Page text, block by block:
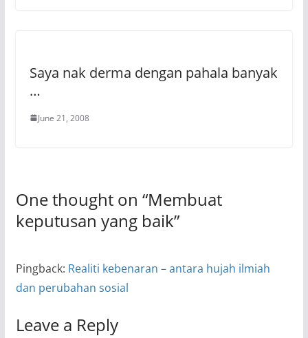
Saya nak derma dengan pahala banyak
…
June 21, 2008
One thought on “Membuat
keputusan yang baik”
Pingback: Realiti kebenaran – antara hujah ilmiah
dan perubahan sosial
Leave a Reply